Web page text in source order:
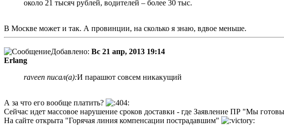
около 21 тысяч рублей, водителей – более 30 тыс.
В Москве может и так. А провинции, на сколько я знаю, вдвое меньше.
Добавлено: Вс 21 апр, 2013 19:14
Erlang
raveen писал(а):И парашют совсем никакущий
А за что его вообще платить?
Сейчас идет массовое нарушение сроков доставки - где Заявление ПР "Мы
На сайте открыта "Горячая линия компенсации пострадавшим"